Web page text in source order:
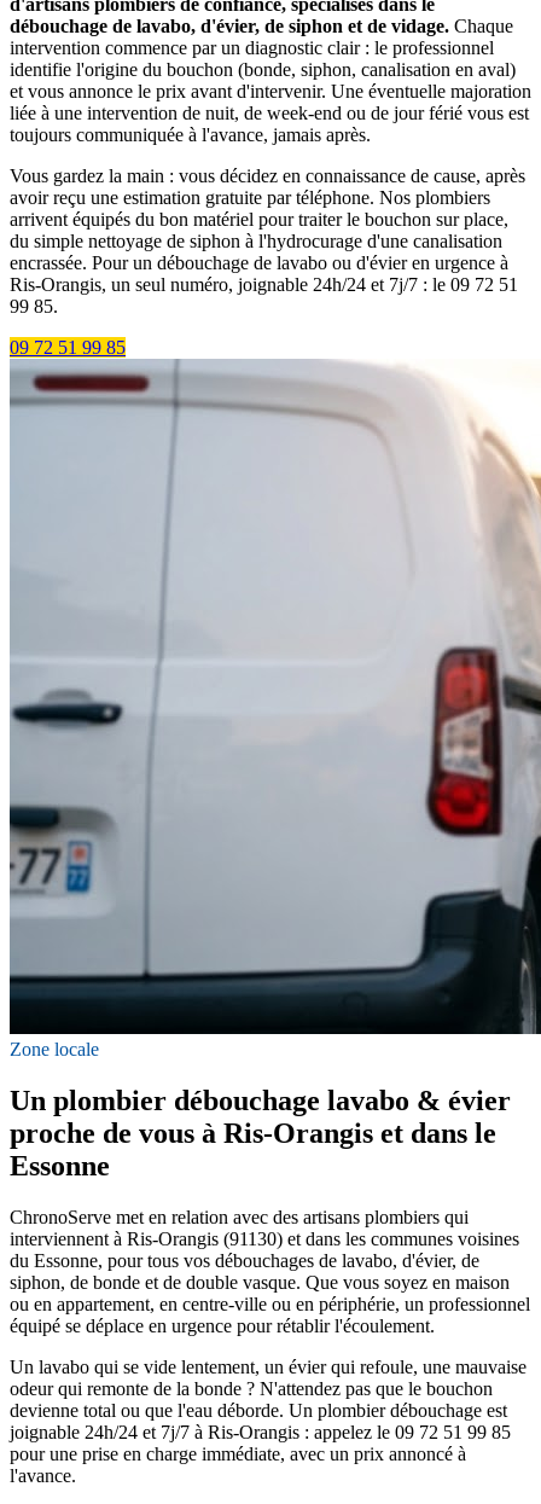
d'artisans plombiers de confiance, spécialisés dans le
débouchage de lavabo, d'évier, de siphon et de vidage. Chaque
intervention commence par un diagnostic clair : le professionnel
identifie l'origine du bouchon (bonde, siphon, canalisation en aval)
et vous annonce le prix avant d'intervenir. Une éventuelle majoration
liée à une intervention de nuit, de week-end ou de jour férié vous est
toujours communiquée à l'avance, jamais après.
Vous gardez la main : vous décidez en connaissance de cause, après
avoir reçu une estimation gratuite par téléphone. Nos plombiers
arrivent équipés du bon matériel pour traiter le bouchon sur place,
du simple nettoyage de siphon à l'hydrocurage d'une canalisation
encrassée. Pour un débouchage de lavabo ou d'évier en urgence à
Ris-Orangis, un seul numéro, joignable 24h/24 et 7j/7 : le 09 72 51
99 85.
09 72 51 99 85
Zone locale
Un plombier débouchage lavabo & évier
proche de vous à Ris-Orangis et dans le
Essonne
ChronoServe met en relation avec des artisans plombiers qui
interviennent à Ris-Orangis (91130) et dans les communes voisines
du Essonne, pour tous vos débouchages de lavabo, d'évier, de
siphon, de bonde et de double vasque. Que vous soyez en maison
ou en appartement, en centre-ville ou en périphérie, un professionnel
équipé se déplace en urgence pour rétablir l'écoulement.
Un lavabo qui se vide lentement, un évier qui refoule, une mauvaise
odeur qui remonte de la bonde ? N'attendez pas que le bouchon
devienne total ou que l'eau déborde. Un plombier débouchage est
joignable 24h/24 et 7j/7 à Ris-Orangis : appelez le 09 72 51 99 85
pour une prise en charge immédiate, avec un prix annoncé à
l'avance.